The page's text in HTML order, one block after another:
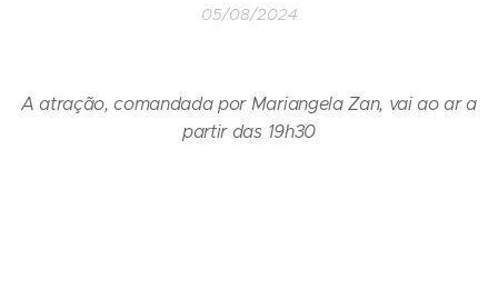
05/08/2024
A atração, comandada por Mariangela Zan, vai ao ar a
partir das 19h30